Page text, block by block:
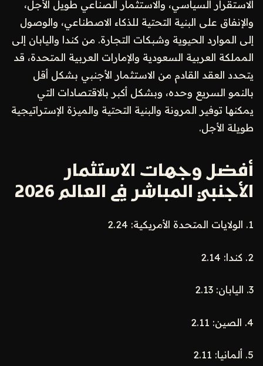
الاستقرار السياسي، والاستثمار الصناعي طويل الأجل،
والإنفاق على البنية التحتية للذكاء الاصطناعي، والوصول
إلى الموارد الحيوية وشبكات التجارة. من كندا واليابان إلى
المملكة العربية السعودية والإمارات العربية المتحدة، قد
يتحدد العقد القادم من الاستثمار الأجنبي بشكل أقل
بالنمو السريع وحده، وبشكل أكبر بالاقتصادات التي
يمكنها توفير المرونة والبنية التحتية والميزة الإستراتيجية
طويلة الأجل.
أفضل وجهات الاستثمار
الأجنبي المباشر في العالم 2026
1. الولايات المتحدة الأمريكية: 2.24
2. كندا: 2.14
3. اليابان: 2.13
4. الصين: 2.11
5. ألمانيا: 2.11